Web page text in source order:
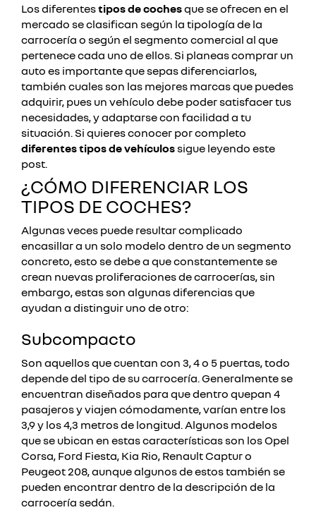
Los diferentestipos de cochesque se ofrecen en el
mercado se clasifican según la tipología de la
carrocería o según el segmento comercial al que
pertenece cada uno de ellos. Si planeas comprar un
auto es importante que sepas diferenciarlos,
también cuales son las mejores marcas que puedes
adquirir, pues un vehículo debe poder satisfacer tus
necesidades, y adaptarse con facilidad a tu
situación. Si quieres conocer por completo
diferentes tipos de vehículossigue leyendo este
post.
¿CÓMO DIFERENCIAR LOS
TIPOS DE COCHES?
Algunas veces puede resultar complicado
encasillar a un solo modelo dentro de un segmento
concreto, esto se debe a que constantemente se
crean nuevas proliferaciones de carrocerías, sin
embargo, estas son algunas diferencias que
ayudan a distinguir uno de otro:
Subcompacto
Son aquellos que cuentan con 3, 4 o 5 puertas, todo
depende del tipo de su carrocería. Generalmente se
encuentran diseñados para que dentro quepan 4
pasajeros y viajen cómodamente, varían entre los
3,9 y los 4,3 metros de longitud. Algunos modelos
que se ubican en estas características son los Opel
Corsa, Ford Fiesta, Kia Rio, Renault Captur o
Peugeot 208, aunque algunos de estos también se
pueden encontrar dentro de la descripción de la
carrocería sedán.